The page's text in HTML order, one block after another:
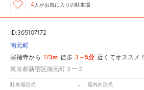
4 人がお気に入りの駐車場
ID:305107172
南元町
宗福寺から 173m 徒歩 3～5分 近くてオススメ！
東京都新宿区南元町３ー２
駐車場形式 - 屋内外形式